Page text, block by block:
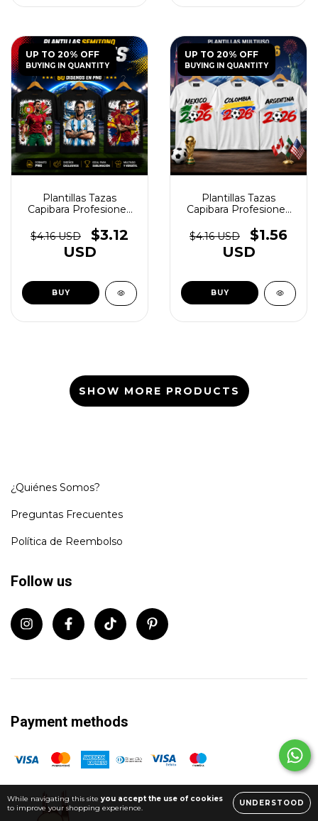
While navigating this site you accept the use of cookies
to improve your shopping experience.
UNDERSTOOD
UP TO 20% OFF
BUYING IN QUANTITY
Plantillas Tazas
Capibara Profesiones
(copia) - (copia) -
(copia) - (copia) -
(copia) - (copia) -
(copia) - (copia) -
(copia)
$4.16 USD
$3.12
USD
UP TO 20% OFF
BUYING IN QUANTITY
Plantillas Tazas
Capibara Profesiones
(copia) - (copia) -
(copia) - (copia) -
(copia) - (copia) -
(copia) - (copia)
$4.16 USD
$1.56
USD
SHOW MORE PRODUCTS
¿Quiénes Somos?
Preguntas Frecuentes
Política de Reembolso
Follow us
Payment methods